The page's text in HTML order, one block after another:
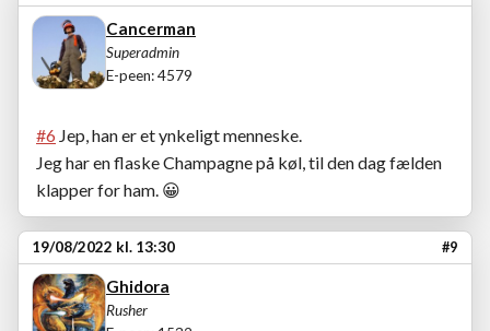
Cancerman
Superadmin
E-peen: 4579
#6 Jep, han er et ynkeligt menneske.
Jeg har en flaske Champagne på køl, til den dag fælden
klapper for ham. 😀
19/08/2022 kl. 13:30 #9
Ghidora
Rusher